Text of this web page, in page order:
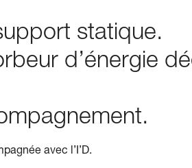
statique.
d’énergie
avec l’I’D.